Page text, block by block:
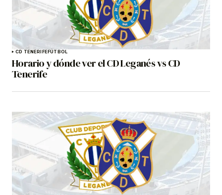
CD TENERIFEFÚTBOL
Horario y dónde ver el CD Leganés vs CD
Tenerife